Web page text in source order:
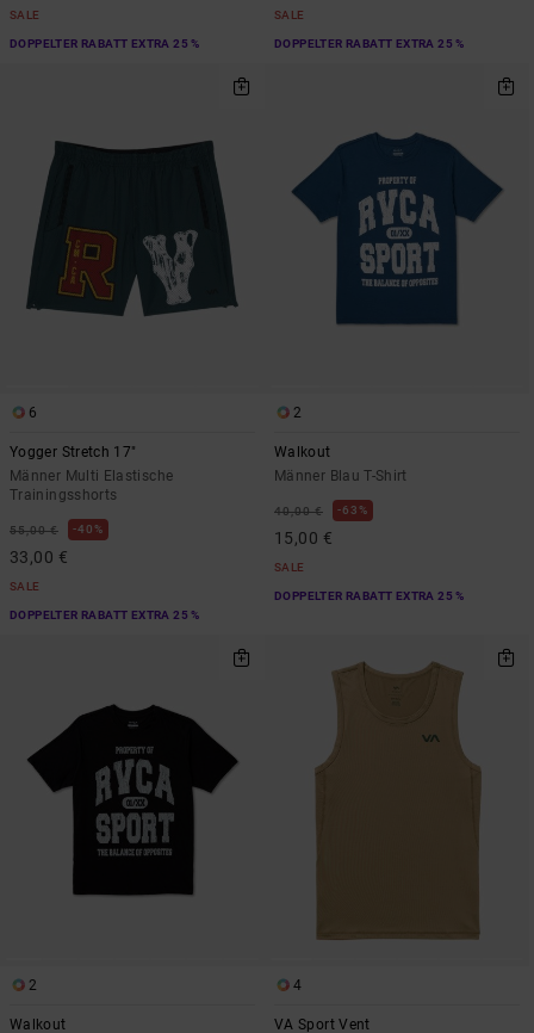
SALE
DOPPELTER RABATT EXTRA 25 %
SALE
DOPPELTER RABATT EXTRA 25 %
6
Yogger Stretch 17"
Männer Multi Elastische
Trainingsshorts
55,00 € 40%
33,00 €
SALE
DOPPELTER RABATT EXTRA 25 %
2
Walkout
Männer Blau T-Shirt
40,00 € 63%
15,00 €
SALE
DOPPELTER RABATT EXTRA 25 %
2
Walkout
4
VA Sport Vent